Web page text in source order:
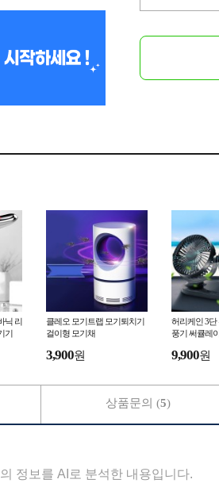
닉 리
기
클레오 모기트랩 모기퇴치기
걸이형 모기채
3,900원
허리케인 3단
풍기 써큘레
9,900원
정보를 AI로 분석한 내용입니다.
상품문의 (5)